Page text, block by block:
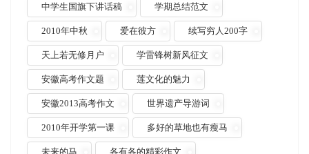
中学生国旗下讲话稿 学期总结范文
2010年中秋 爱在彼方 续写穷人200字
天上若无修月户 学雷锋树新风征文
安徽高考作文题 莲文化的魅力
安徽2013高考作文 世界遗产导游词
2010年开学第一课 多好的草地也有瘦马
未来的马 各有各的精彩作文